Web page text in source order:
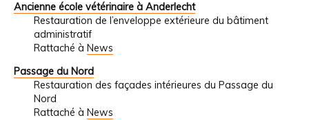
Ancienne école vétérinaire à Anderlecht
Restauration de l’enveloppe extérieure du bâtiment
administratif
Rattaché à News
Passage du Nord
Restauration des façades intérieures du Passage du
Nord
Rattaché à News